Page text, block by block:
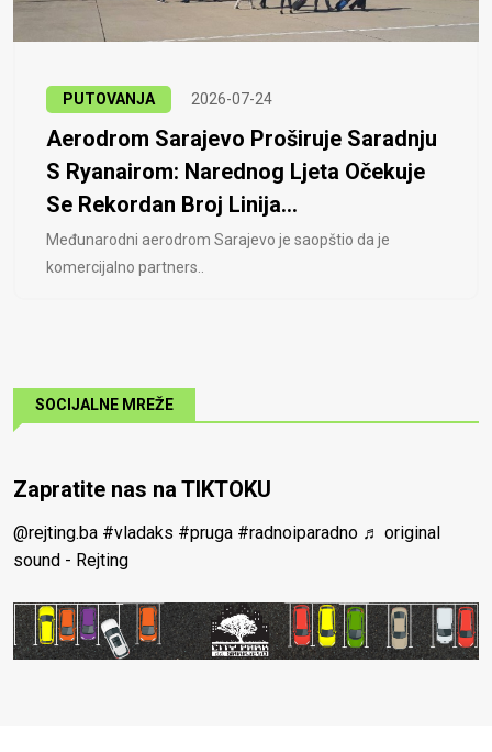
PUTOVANJA 2026-07-24
Aerodrom Sarajevo Proširuje Saradnju
S Ryanairom: Narednog Ljeta Očekuje
Se Rekordan Broj Linija...
Međunarodni aerodrom Sarajevo je saopštio da je
komercijalno partners..
SOCIJALNE MREŽE
Zapratite nas na TIKTOKU
@rejting.ba #vladaks #pruga #radnoiparadno ♬ original
sound - Rejting